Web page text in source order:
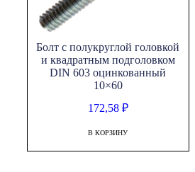
Болт с полукруглой головкой
и квадратным подголовком
DIN 603 оцинкованный
10×60
172,58 ₽
В КОРЗИНУ